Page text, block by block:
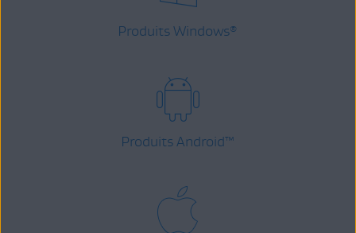
Produits Windows®
Produits Android™